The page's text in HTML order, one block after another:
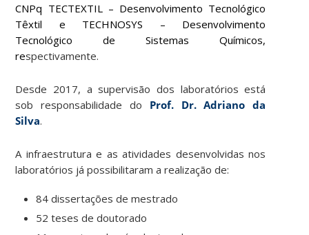
CNPq TECTEXTIL – Desenvolvimento Tecnológico
Têxtil e TECHNOSYS – Desenvolvimento
Tecnológico de Sistemas Químicos,
respectivamente.
Desde 2017, a supervisão dos laboratórios está
sob responsabilidade do Prof. Dr. Adriano da
Silva.
A infraestrutura e as atividades desenvolvidas nos
laboratórios já possibilitaram a realização de:
84 dissertações de mestrado
52 teses de doutorado